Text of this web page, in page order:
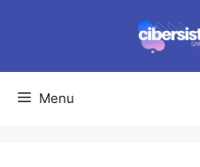
conteúdo
Menu